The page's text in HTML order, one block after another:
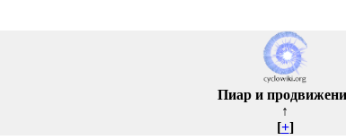
Пиар и
↑
[+]